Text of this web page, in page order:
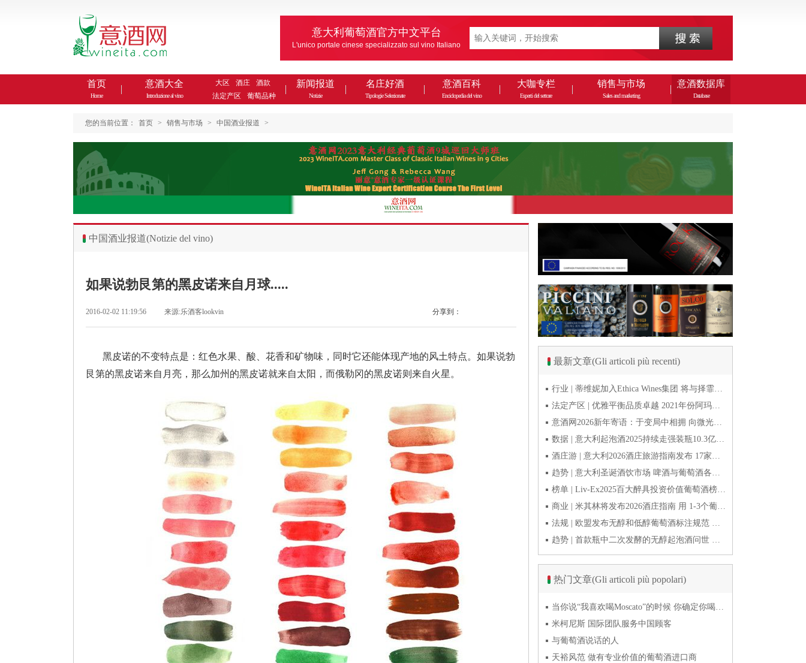
意大利葡萄酒官方中文平台
L'unico portale cinese specializzato sul vino Italiano
首页
Home
意酒大全
Introduzione al vino
大区 酒庄
酒款
法定产区
葡萄品种
新闻报道
Notizie
名庄好酒
Tipologie Selezionate
意酒百科
Enciclopedia del vino
大咖专栏
Esperti del settore
销售与市场
Sales and marketing
意酒数据库
Database
您的当前位置： 首页 > 销售与市场 > 中国酒业报道 >
中国酒业报道(Notizie del vino)
如果说勃艮第的黑皮诺来自月球.....
2016-02-02 11:19:56 来源:乐酒客lookvin 分享到：
黑皮诺的不变特点是：红色水果、酸、花香和矿物味，同时它还能体现产地的风土特点。如果说勃
艮第的黑皮诺来自月亮，那么加州的黑皮诺就来自太阳，而俄勒冈的黑皮诺则来自火星。
最新文章(Gli articoli più recenti)
行业 | 蒂维妮加入Ethica Wines集团 将与择霏罗共拓中国市场
法定产区 | 优雅平衡品质卓越 2021年份阿玛罗尼Amarone全球预品会落幕
意酒网2026新年寄语：于变局中相拥 向微光而前行
数据 | 意大利起泡酒2025持续走强装瓶10.3亿瓶 普罗塞克风靡全球
酒庄游 | 意大利2026酒庄旅游指南发布 17家葡萄酒博物馆别错过
趋势 | 意大利圣诞酒饮市场 啤酒与葡萄酒各自精彩
榜单 | Liv-Ex2025百大醉具投资价值葡萄酒榜单发布 20款意酒入选
商业 | 米其林将发布2026酒庄指南 用 1-3个葡萄串为部分酒庄评级
法规 | 欧盟发布无醇和低醇葡萄酒标注规范 无醇酒可以被种出来吗
趋势 | 首款瓶中二次发酵的无醇起泡酒问世 意大利酿酒师用特种酵母开创历史
热门文章(Gli articoli più popolari)
当你说“我喜欢喝Moscato”的时候 你确定你喝的到底是什么吗？
米柯尼斯 国际团队服务中国顾客
与葡萄酒说话的人
天裕风范 做有专业价值的葡萄酒进口商